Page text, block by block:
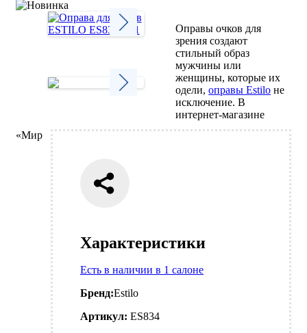
Характеристики
Есть в наличии в 1 салоне
Бренд:Estilo
Артикул: ES834
Оправы очков для
зрения создают
стильный образ
мужчины или
женщины, которые их
одели,оправы Estilo не
исключение. В
интернет-магазине
«Мир